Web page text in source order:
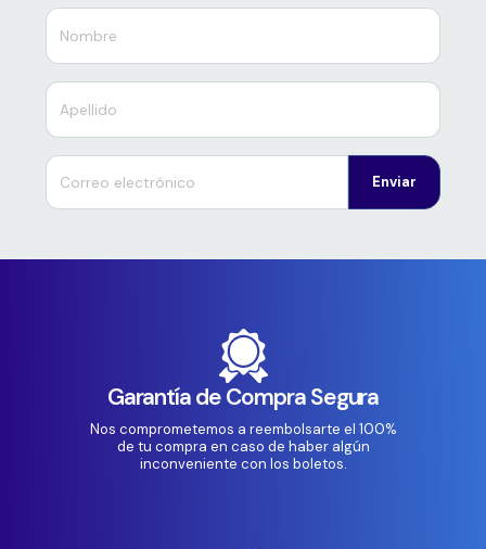
Enviar
Garantía de Compra Segura
Nos comprometemos a reembolsarte el 100%
de tu compra en caso de haber algún
inconveniente con los boletos.